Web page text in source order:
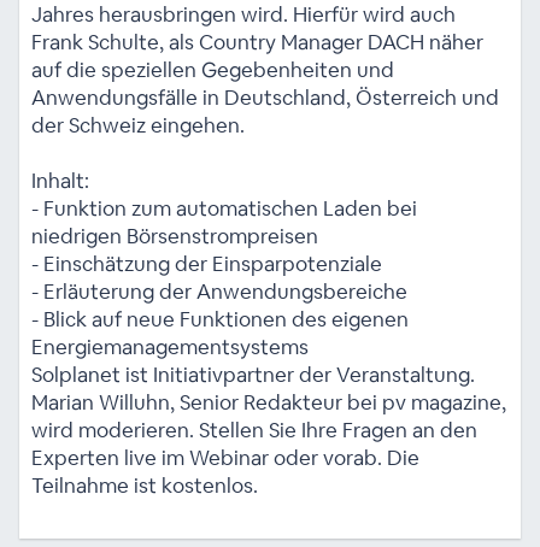
Jahres herausbringen wird. Hierfür wird auch
Frank Schulte, als Country Manager DACH näher
auf die speziellen Gegebenheiten und
Anwendungsfälle in Deutschland, Österreich und
der Schweiz eingehen.
Inhalt:
- Funktion zum automatischen Laden bei
niedrigen Börsenstrompreisen
- Einschätzung der Einsparpotenziale
- Erläuterung der Anwendungsbereiche
- Blick auf neue Funktionen des eigenen
Energiemanagementsystems
Solplanet ist Initiativpartner der Veranstaltung.
Marian Willuhn, Senior Redakteur bei pv magazine,
wird moderieren. Stellen Sie Ihre Fragen an den
Experten live im Webinar oder vorab. Die
Teilnahme ist kostenlos.